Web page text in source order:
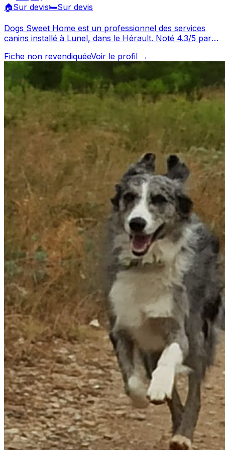
🏠Sur devis🛏️Sur devis
Dogs Sweet Home est un professionnel des services
canins installé à Lunel, dans le Hérault. Noté 4.3/5 par
attentionné pour votre compagnon. Découvrez ses
prestations et contactez-le directement depuis sa fiche.
Dogs Sweet Home est un professionnel du service canin
situé à Lunel. Noté 4.3/5 ⭐⭐⭐⭐ sur Google Maps avec 15
avis.
Fiche non revendiquéeVoir le profil →